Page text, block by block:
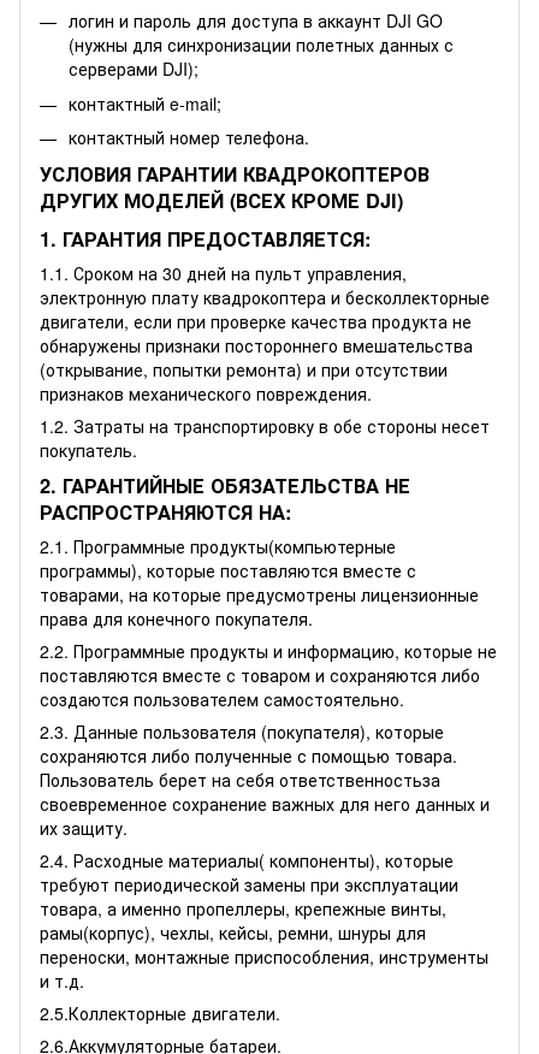
логин и пароль для доступа в аккаунт DJI GO
(нужны для синхронизации полетных данных с
серверами DJI);
контактный e-mail;
контактный номер телефона.
УСЛОВИЯ ГАРАНТИИ КВАДРОКОПТЕРОВ
ДРУГИХ МОДЕЛЕЙ (ВСЕХ КРОМЕ DJI)
1. ГАРАНТИЯ ПРЕДОСТАВЛЯЕТСЯ:
1.1. Сроком на 30 дней на пульт управления,
электронную плату квадрокоптера и бесколлекторные
двигатели, если при проверке качества продукта не
обнаружены признаки постороннего вмешательства
(открывание, попытки ремонта) и при отсутствии
признаков механического повреждения.
1.2. Затраты на транспортировку в обе стороны несет
покупатель.
2. ГАРАНТИЙНЫЕ ОБЯЗАТЕЛЬСТВА НЕ
РАСПРОСТРАНЯЮТСЯ НА:
2.1. Программные продукты(компьютерные
программы), которые поставляются вместе с
товарами, на которые предусмотрены лицензионные
права для конечного покупателя.
2.2. Программные продукты и информацию, которые не
поставляются вместе с товаром и сохраняются либо
создаются пользователем самостоятельно.
2.3. Данные пользователя (покупателя), которые
сохраняются либо полученные с помощью товара.
Пользователь берет на себя ответственностьза
своевременное сохранение важных для него данных и
их защиту.
2.4. Расходные материалы( компоненты), которые
требуют периодической замены при эксплуатации
товара, а именно пропеллеры, крепежные винты,
рамы(корпус), чехлы, кейсы, ремни, шнуры для
переноски, монтажные приспособления, инструменты
и т.д.
2.5.Коллекторные двигатели.
2.6.Аккумуляторные батареи.